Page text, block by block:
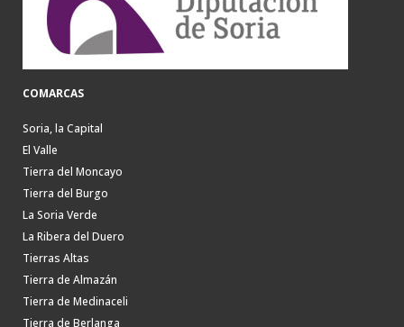
COMARCAS
Soria, la Capital
El Valle
Tierra del Moncayo
Tierra del Burgo
La Soria Verde
La Ribera del Duero
Tierras Altas
Tierra de Almazán
Tierra de Medinaceli
Tierra de Berlanga